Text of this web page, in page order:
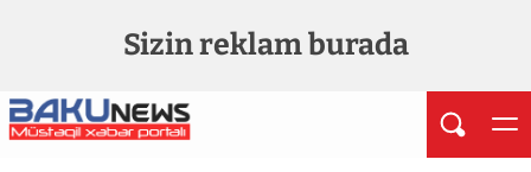
Sizin reklam burada